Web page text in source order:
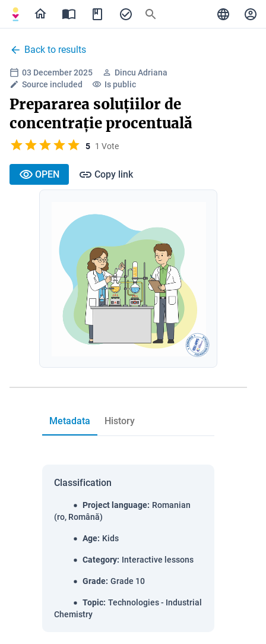
Back to results
03 December 2025
Dincu Adriana
Source included
Is public
Prepararea soluțiilor de
concentrație procentuală
5 1 Vote
OPEN Copy link
Metadata History
Classification
Project language: Romanian
(ro, Română)
Age: Kids
Category: Interactive lessons
Grade: Grade 10
Topic: Technologies - Industrial
Chemistry